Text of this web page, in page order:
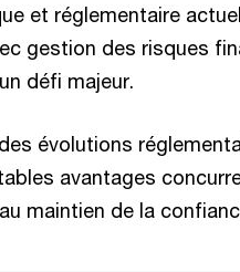
et réglementaire
gestion des risques
défi majeur.
évolutions
avantages
maintien de la